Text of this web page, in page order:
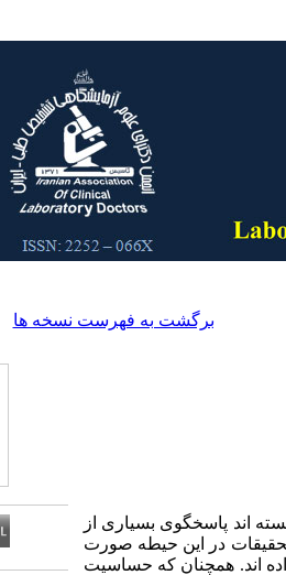
برگشت به فهرست نسخه ها
اند پاسخگوی بسیاری از
در این حیطه صورت
اند. همچنان که حساسیت